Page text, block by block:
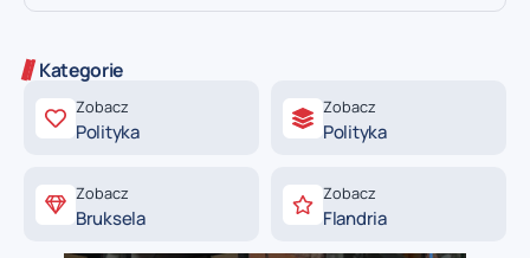
Kategorie
Zobacz
Polityka
Zobacz
Polityka
Zobacz
Bruksela
Zobacz
Flandria